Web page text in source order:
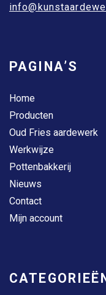
PAGINA’S
Home
Producten
Oud Fries aardewerk
Werkwijze
Pottenbakkerij
Nieuws
Contact
Mijn account